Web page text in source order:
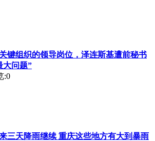
键组织的领导岗位，泽连斯基遭前秘书
大问题”
:0
三天降雨继续 重庆这些地方有大到暴雨